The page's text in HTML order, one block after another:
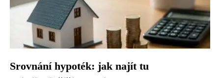
Srovnání hypoték: jak najít tu